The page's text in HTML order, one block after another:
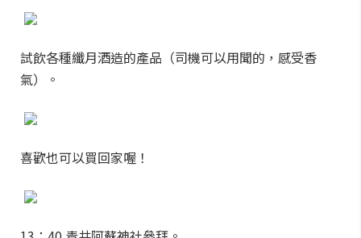
試飲各種纖月酒造的產品（司機可以用聞的，感受香
氣）。
喜歡也可以買回家喔！